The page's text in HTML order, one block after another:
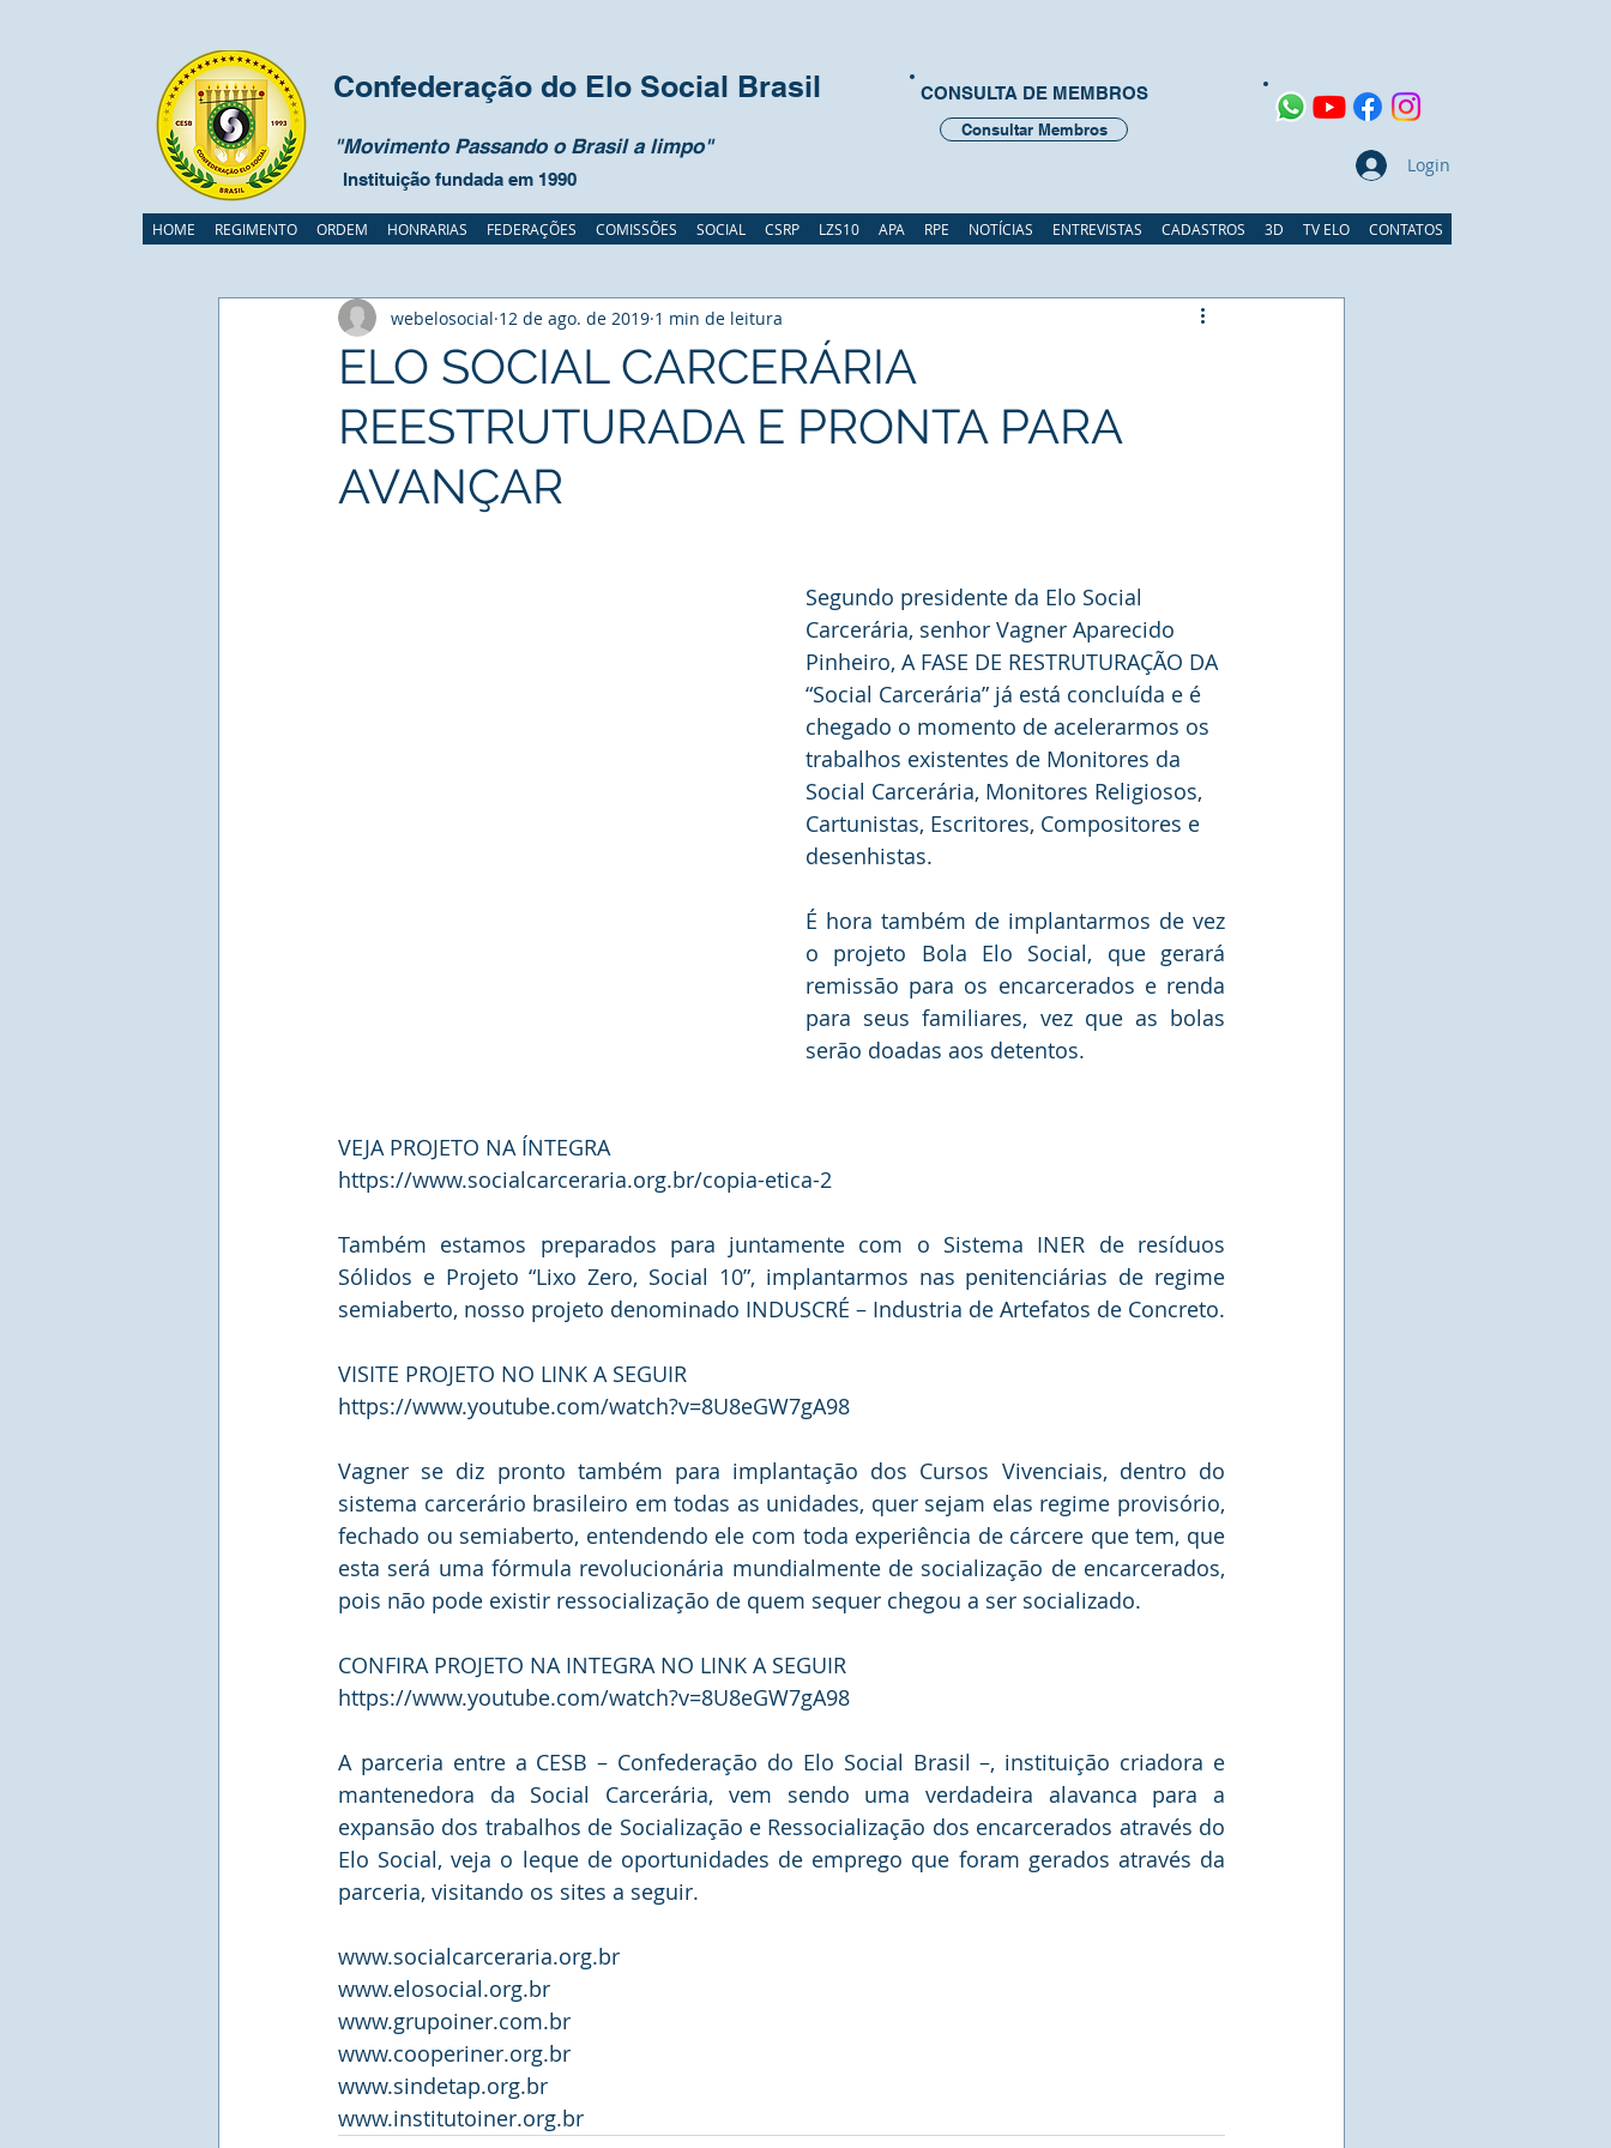
Confederação do Elo Social Brasil
"Movimento Passando o Brasil a limpo"
Instituição fundada em 1990
CONSULTA DE MEMBROS
Consultar Membros
Login
ELO SOCIAL CARCERÁRIA
REESTRUTURADA E PRONTA PARA
AVANÇAR
webelosocial 12 de ago. de 2019 1 min de leitura
Segundo presidente da Elo Social
Carcerária, senhor Vagner Aparecido
Pinheiro, A FASE DE RESTRUTURAÇÃO DA
“Social Carcerária” já está concluída e é
chegado o momento de acelerarmos os
trabalhos existentes de Monitores da
Social Carcerária, Monitores Religiosos,
Cartunistas, Escritores, Compositores e
desenhistas.
É hora também de implantarmos de vez
o projeto Bola Elo Social, que gerará
remissão para os encarcerados e renda
para seus familiares, vez que as bolas
serão doadas aos detentos.
VEJA PROJETO NA ÍNTEGRA
https://www.socialcarceraria.org.br/copia-etica-2
Também estamos preparados para juntamente com o Sistema INER de resíduos
Sólidos e Projeto “Lixo Zero, Social 10”, implantarmos nas penitenciárias de regime
VISITE PROJETO NO LINK A SEGUIR
https://www.youtube.com/watch?v=8U8eGW7gA98
Vagner se diz pronto também para implantação dos Cursos Vivenciais, dentro do
sistema carcerário brasileiro em todas as unidades, quer sejam elas regime provisório,
fechado ou semiaberto, entendendo ele com toda experiência de cárcere que tem, que
esta será uma fórmula revolucionária mundialmente de socialização de encarcerados,
pois não pode existir ressocialização de quem sequer chegou a ser socializado.
CONFIRA PROJETO NA INTEGRA NO LINK A SEGUIR
https://www.youtube.com/watch?v=8U8eGW7gA98
A parceria entre a CESB – Confederação do Elo Social Brasil –, instituição criadora e
mantenedora da Social Carcerária, vem sendo uma verdadeira alavanca para a
expansão dos trabalhos de Socialização e Ressocialização dos encarcerados através do
Elo Social, veja o leque de oportunidades de emprego que foram gerados através da
parceria, visitando os sites a seguir.
www.socialcarceraria.org.br
www.elosocial.org.br
www.grupoiner.com.br
www.cooperiner.org.br
www.sindetap.org.br
www.institutoiner.org.br
HOME REGIMENTO ORDEM HONRARIAS FEDERAÇÕES COMISSÕES SOCIAL CSRP LZS10 APA RPE NOTÍCIAS ENTREVISTAS CADASTROS 3D TV ELO CONTATOS